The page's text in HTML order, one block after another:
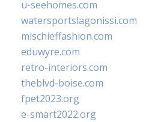
u-seehomes.com
watersportslagonissi.com
mischieffashion.com
eduwyre.com
retro-interiors.com
theblvd-boise.com
fpet2023.org
e-smart2022.org